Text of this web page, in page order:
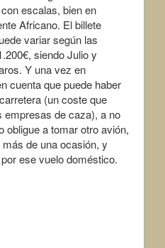
escalas, bien en
Africano. El billete
variar según las
siendo Julio y
Y una vez en
cuenta que puede haber
(un coste que
empresas de caza), a no
obligue a tomar otro avión,
de una ocasión, y
ese vuelo doméstico.